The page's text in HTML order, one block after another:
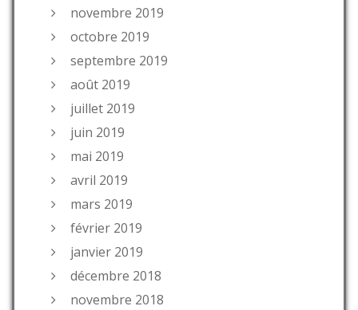
novembre 2019
octobre 2019
septembre 2019
août 2019
juillet 2019
juin 2019
mai 2019
avril 2019
mars 2019
février 2019
janvier 2019
décembre 2018
novembre 2018